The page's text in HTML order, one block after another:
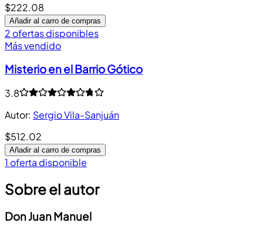
$222.08
Añadir al carro de compras
2 ofertas disponibles
Más vendido
Misterio en el Barrio Gótico
3.8
Autor: Sergio Vila-Sanjuán
$512.02
Añadir al carro de compras
1 oferta disponible
Sobre el autor
Don Juan Manuel